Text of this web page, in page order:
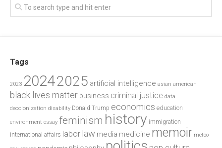
Tags
2023 20242025 artificial intelligence asian american
black lives matter business criminal justice data
decolonization disability Donald Trump economics education
environment essay feminism history immigration
international affairs labor law media medicine memoir metoo